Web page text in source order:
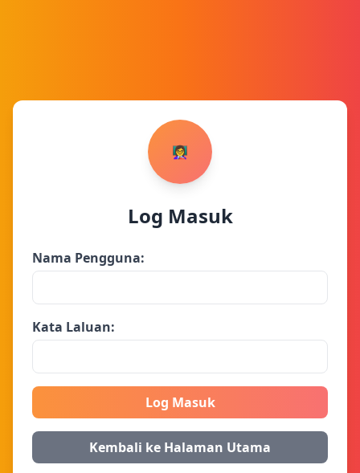
👩‍🏫
Log Masuk
Nama Pengguna:
Kata Laluan:
Log Masuk
Kembali ke Halaman Utama